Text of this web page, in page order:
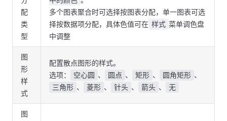
配
类
型
多个图表聚合时可选择按图表分配，单一图表可选
择按数据项分配，具体色值可在 样式 菜单调色盘
中调整
图
形
样
式
配置散点图形的样式。
选项：
空心圆 、 圆点 、 矩形 、 圆角矩形 、
三角形 、 菱形 、 针头 、 箭头 、 无
图